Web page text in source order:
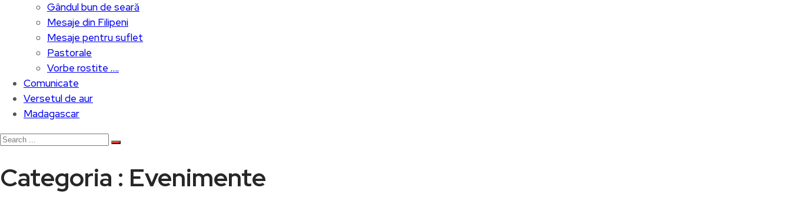
Gândul bun de seară
Mesaje din Filipeni
Mesaje pentru suflet
Pastorale
Vorbe rostite ….
Comunicate
Versetul de aur
Madagascar
Categoria : Evenimente